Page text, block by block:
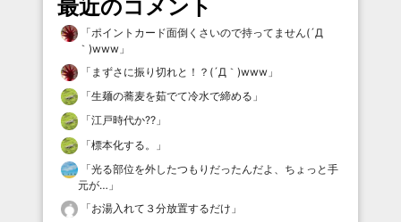
最近のコメント
「ポイントカード面倒くさいので持ってません(´Д
｀)www 」
「 まずさに振り切れと！？(´Д｀)www 」
「生麺の蕎麦を茹でて冷水で締める 」
「江戸時代か⁇ 」
「標本化する。
」
「光る部位を外したつもりだったんだよ、ちょっと手
元が… 」
「お湯入れて３分放置するだけ 」